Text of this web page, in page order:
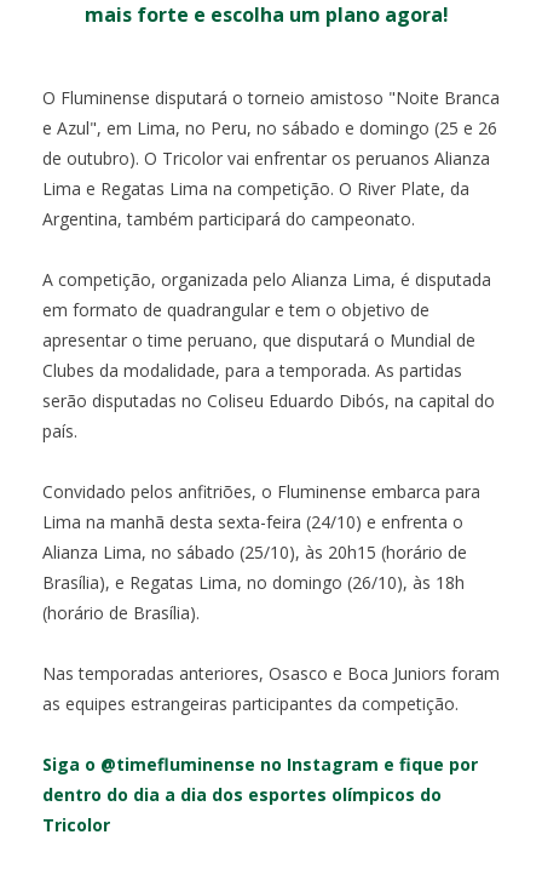
mais forte e escolha um plano agora!
O Fluminense disputará o torneio amistoso "Noite Branca
e Azul", em Lima, no Peru, no sábado e domingo (25 e 26
de outubro). O Tricolor vai enfrentar os peruanos Alianza
Lima e Regatas Lima na competição. O River Plate, da
Argentina, também participará do campeonato.
A competição, organizada pelo Alianza Lima, é disputada
em formato de quadrangular e tem o objetivo de
apresentar o time peruano, que disputará o Mundial de
Clubes da modalidade, para a temporada. As partidas
serão disputadas no Coliseu Eduardo Dibós, na capital do
país.
Convidado pelos anfitriões, o Fluminense embarca para
Lima na manhã desta sexta-feira (24/10) e enfrenta o
Alianza Lima, no sábado (25/10), às 20h15 (horário de
Brasília), e Regatas Lima, no domingo (26/10), às 18h
(horário de Brasília).
Nas temporadas anteriores, Osasco e Boca Juniors foram
as equipes estrangeiras participantes da competição.
Siga o @timefluminense no Instagram e fique por
dentro do dia a dia dos esportes olímpicos do
Tricolor